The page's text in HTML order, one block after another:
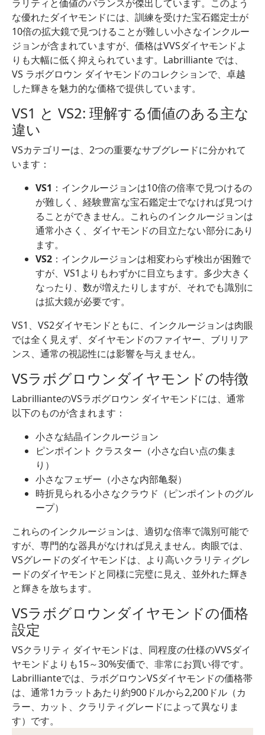
ラリティと価値のバランスが傑出しています。このよう
な優れたダイヤモンドには、訓練を受けた宝石鑑定士が
10倍の拡大鏡で見つけることが難しい小さなインクルー
ジョンが含まれていますが、価格はVVSダイヤモンドよ
りも大幅に低く抑えられています。Labrilliante では、
VS ラボグロウン ダイヤモンドのコレクションで、卓越
した輝きを魅力的な価格で提供しています。
VS1 と VS2: 理解する価値のある主な
違い
VSカテゴリーは、2つの重要なサブグレードに分かれて
います：
VS1 ：インクルージョンは10倍の倍率で見つけるの
が難しく、経験豊富な宝石鑑定士でなければ見つけ
ることができません。これらのインクルージョンは
通常小さく、ダイヤモンドの目立たない部分にあり
ます。
VS2 ：インクルージョンは相変わらず検出が困難で
すが、VS1よりもわずかに目立ちます。多少大きく
なったり、数が増えたりしますが、それでも識別に
は拡大鏡が必要です。
VS1、VS2ダイヤモンドともに、インクルージョンは肉眼
では全く見えず、ダイヤモンドのファイヤー、ブリリア
ンス、通常の視認性には影響を与えません。
VSラボグロウンダイヤモンドの特徴
LabrillianteのVSラボグロウン ダイヤモンドには、通常
以下のものが含まれます：
小さな結晶インクルージョン
ピンポイント クラスター（小さな白い点の集ま
り）
小さなフェザー（小さな内部亀裂）
時折見られる小さなクラウド（ピンポイントのグル
ープ）
これらのインクルージョンは、適切な倍率で識別可能で
すが、専門的な器具がなければ見えません。肉眼では、
VSグレードのダイヤモンドは、より高いクラリティグレ
ードのダイヤモンドと同様に完璧に見え、並外れた輝き
と輝きを放ちます。
VSラボグロウンダイヤモンドの価格
設定
VSクラリティ ダイヤモンドは、同程度の仕様のVVSダイ
ヤモンドよりも15～30%安価で、非常にお買い得です。
Labrillianteでは、ラボグロウンVSダイヤモンドの価格帯
は、通常1カラットあたり約900ドルから2,200ドル（カ
ラー、カット、クラリティグレードによって異なりま
す）です。